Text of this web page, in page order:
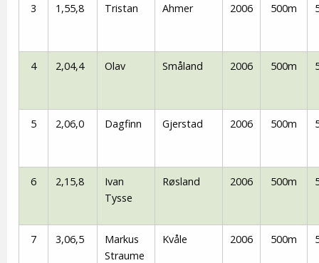
3 1,55,8 Tristan Ahmer 2006 500m
4 2,04,4 Olav Småland 2006 500m
5 2,06,0 Dagfinn Gjerstad 2006 500m
6 2,15,8
Ivan
Tysse
Røsland 2006 500m
7 3,06,5
Markus
Straume
Kvåle 2006 500m